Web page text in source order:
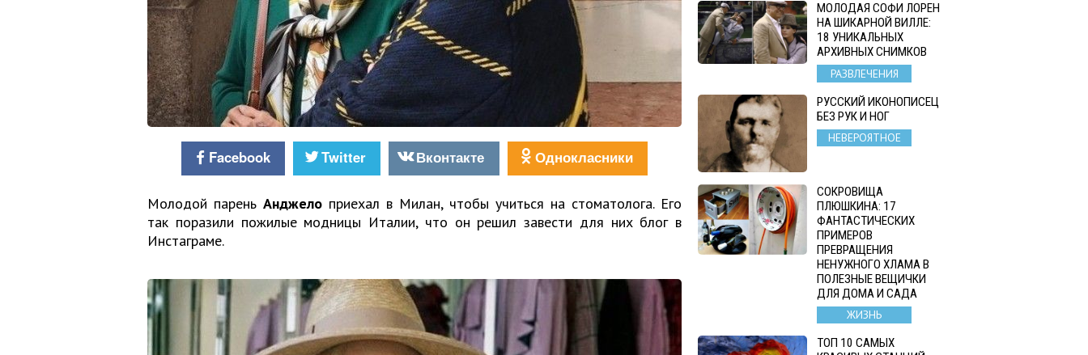
Facebook Twitter Вконтакте Однокласники
Молодой парень Анджело приехал в Милан, чтобы учиться на стоматолога. Его
так поразили пожилые модницы Италии, что он решил завести для них блог в
Инстаграме.
МОЛОДАЯ СОФИ ЛОРЕН
НА ШИКАРНОЙ ВИЛЛЕ:
18 УНИКАЛЬНЫХ
АРХИВНЫХ СНИМКОВ
РАЗВЛЕЧЕНИЯ
РУССКИЙ ИКОНОПИСЕЦ
БЕЗ РУК И НОГ
НЕВЕРОЯТНОЕ
СОКРОВИЩА
ПЛЮШКИНА: 17
ФАНТАСТИЧЕСКИХ
ПРИМЕРОВ
ПРЕВРАЩЕНИЯ
НЕНУЖНОГО ХЛАМА В
ПОЛЕЗНЫЕ ВЕЩИЧКИ
ДЛЯ ДОМА И САДА
ЖИЗНЬ
ТОП 10 САМЫХ